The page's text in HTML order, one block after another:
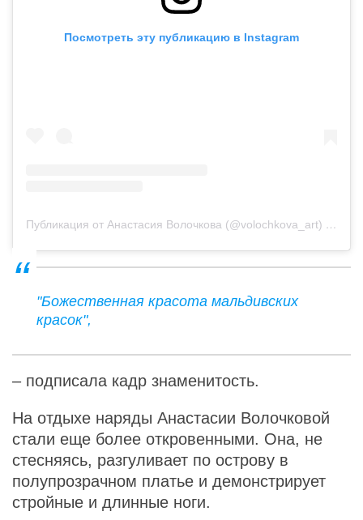
Посмотреть эту публикацию в Instagram
Публикация от Анастасия Волочкова (@volochkova_art) 12
"Божественная красота мальдивских
красок",
– подписала кадр знаменитость.
На отдыхе наряды Анастасии Волочковой
стали еще более откровенными. Она, не
стесняясь, разгуливает по острову в
полупрозрачном платье и демонстрирует
стройные и длинные ноги.